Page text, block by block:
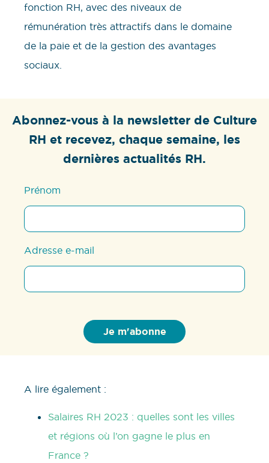
fonction RH, avec des niveaux de
rémunération très attractifs dans le domaine
de la paie et de la gestion des avantages
sociaux.
Abonnez-vous à la newsletter de Culture
RH et recevez, chaque semaine, les
dernières actualités RH.
Prénom
Adresse e-mail
A lire également :
Salaires RH 2023 : quelles sont les villes
et régions où l’on gagne le plus en
France ?